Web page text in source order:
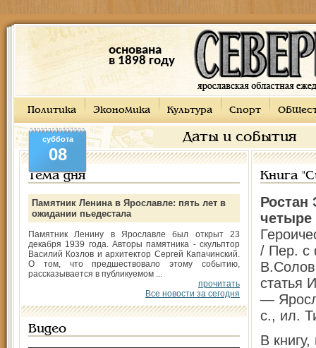
основана
в 1898 году
Политика Экономика Культура Спорт
Даты и события
суббота
08
Тема дня
Памятник Ленина в Ярославле: пять лет в
ожидании пьедестала
Памятник Ленину в Ярославле был открыт 23
декабря 1939 года. Авторы памятника - скульптор
Василий Козлов и архитектор Сергей Капачинский.
О том, что предшествовало этому событию,
рассказывается в публикуемом ...
прочитать
Все новости за сегодня
Видео
Книга
четыре
/ Пер. с
статья
—
с., ил.
В